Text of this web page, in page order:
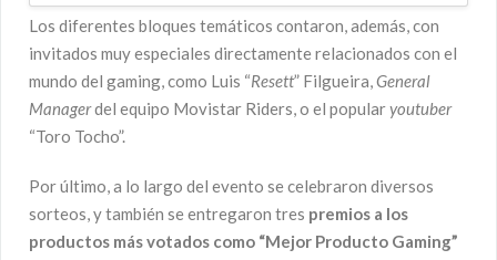
Los diferentes bloques temáticos contaron, además, con
invitados muy especiales directamente relacionados con el
mundo del gaming, como Luis “Resett” Filgueira,General
Managerdel equipo Movistar Riders, o el popularyoutuber
“Toro Tocho”.
Por último, a lo largo del evento se celebraron diversos
sorteos, y también se entregaron tres premios a los
productos más votados como “Mejor Producto Gaming”